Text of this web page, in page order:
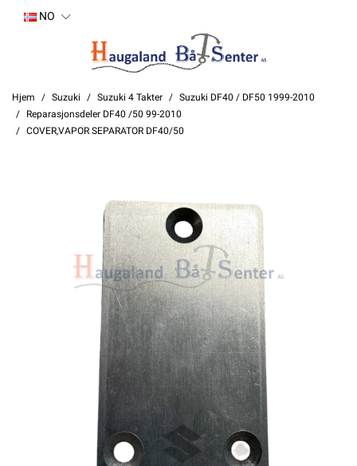
NO
Hjem Suzuki Suzuki 4 Takter
Suzuki DF40 / DF50 1999-2010
Reparasjonsdeler DF40 /50 99-2010
COVER,VAPOR SEPARATOR DF40/50